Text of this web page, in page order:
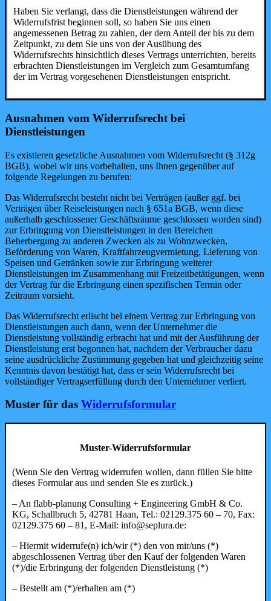
Haben Sie verlangt, dass die Dienstleistungen während der
Widerrufsfrist beginnen soll, so haben Sie uns einen
angemessenen Betrag zu zahlen, der dem Anteil der bis zu dem
Zeitpunkt, zu dem Sie uns von der Ausübung des
Widerrufsrechts hinsichtlich dieses Vertrags unterrichten, bereits
erbrachten Dienstleistungen im Vergleich zum Gesamtumfang
der im Vertrag vorgesehenen Dienstleistungen entspricht.
Ausnahmen vom Widerrufsrecht bei
Dienstleistungen
Es existieren gesetzliche Ausnahmen vom Widerrufsrecht (§ 312g
BGB), wobei wir uns vorbehalten, uns Ihnen gegenüber auf
folgende Regelungen zu berufen:
Das Widerrufsrecht besteht nicht bei Verträgen (außer ggf. bei
Verträgen über Reiseleistungen nach § 651a BGB, wenn diese
außerhalb geschlossener Geschäftsräume geschlossen worden sind)
zur Erbringung von Dienstleistungen in den Bereichen
Beherbergung zu anderen Zwecken als zu Wohnzwecken,
Beförderung von Waren, Kraftfahrzeugvermietung, Lieferung von
Speisen und Getränken sowie zur Erbringung weiterer
Dienstleistungen im Zusammenhang mit Freizeitbetätigungen, wenn
der Vertrag für die Erbringung einen spezifischen Termin oder
Zeitraum vorsieht.
Das Widerrufsrecht erlischt bei einem Vertrag zur Erbringung von
Dienstleistungen auch dann, wenn der Unternehmer die
Dienstleistung vollständig erbracht hat und mit der Ausführung der
Dienstleistung erst begonnen hat, nachdem der Verbraucher dazu
seine ausdrückliche Zustimmung gegeben hat und gleichzeitig seine
Kenntnis davon bestätigt hat, dass er sein Widerrufsrecht bei
vollständiger Vertragserfüllung durch den Unternehmer verliert.
Muster für das Widerrufsformular
Muster-Widerrufsformular
(Wenn Sie den Vertrag widerrufen wollen, dann füllen Sie bitte
dieses Formular aus und senden Sie es zurück.)
– An flabb-planung Consulting + Engineering GmbH & Co.
KG, Schallbruch 5, 42781 Haan, Tel.: 02129.375 60 – 70, Fax:
02129.375 60 – 81, E-Mail: info@seplura.de:
– Hiermit widerrufe(n) ich/wir (*) den von mir/uns (*)
abgeschlossenen Vertrag über den Kauf der folgenden Waren
(*)/die Erbringung der folgenden Dienstleistung (*)
– Bestellt am (*)/erhalten am (*)